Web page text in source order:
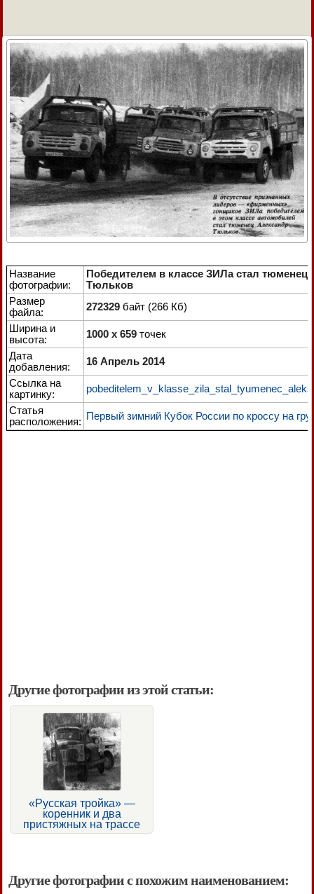
Название
фотографии:
Победителем в классе ЗИЛа стал тюменец
Тюльков
Размер
файла:
272329 байт (266 Кб)
Ширина и
высота:
1000 x 659 точек
Дата
добавления:
16 Апрель 2014
Ссылка на
картинку:
Статья
расположения: Первый зимний Кубок России по кроссу на
Другие фотографии из этой статьи:
«Русская тройка» —
коренник и два
пристяжных на трассе
Другие фотографии с похожим наименованием: